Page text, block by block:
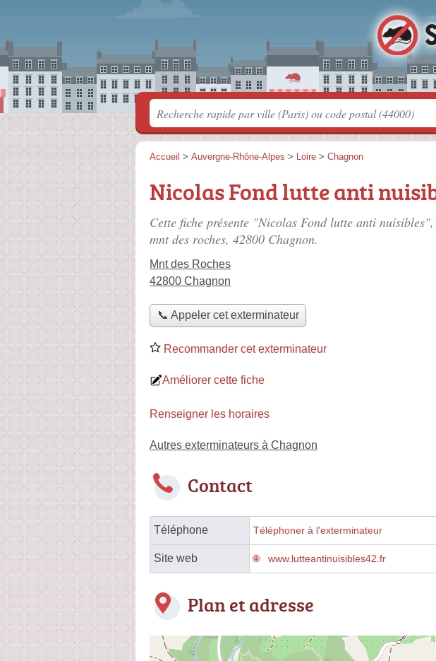
Accueil > Auvergne-Rhône-Alpes > Loire > Chagnon
Nicolas Fond lutte anti
Cette fiche présente "Nicolas Fond lutte anti
mnt des roches, 42800 Chagnon.
Mnt des Roches
42800 Chagnon
📞 Appeler cet exterminateur
Recommander cet exterminateur
Améliorer cette fiche
Renseigner les horaires
Autres exterminateurs à Chagnon
Contact
Téléphone Téléphoner à l'exterminateur
Site web www.lutteantinuisibles42.fr
Plan et adresse